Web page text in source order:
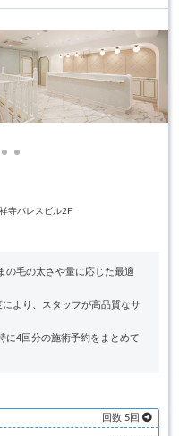
寺パレスビル2F
の毛の太さや量に応じた最適
より、スタッフが高品質なサ
に4回分の施術予約をまとめて
回数 5回